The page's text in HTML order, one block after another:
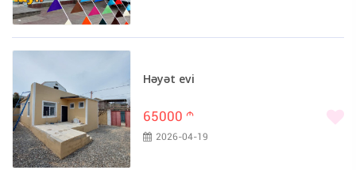
Həyət evi
65000 m
2026-04-19